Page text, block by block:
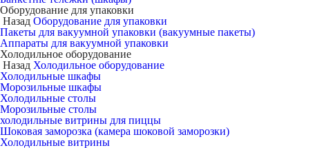
Оборудование для упаковки
Назад Оборудование для упаковки
Пакеты для вакуумной упаковки (вакуумные пакеты)
Аппараты для вакуумной упаковки
Холодильное оборудование
Назад Холодильное оборудование
Холодильные шкафы
Морозильные шкафы
Холодильные столы
Морозильные столы
холодильные витрины для пиццы
Шоковая заморозка (камера шоковой заморозки)
Холодильные витрины